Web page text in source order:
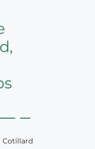
Cotillard